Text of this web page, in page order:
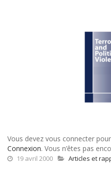
Vous devez vous connecter
Connexion. Vous n’êtes pas
19 avril 2000 Articles et